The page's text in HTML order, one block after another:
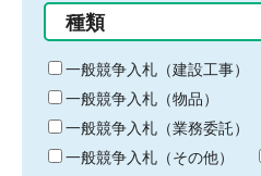
る
キ
ー
ワ
ー
ド
種類
一般競争入札（建設工事）
一般競争入札（物品）
一般競争入札（業務委託）
一般競争入札（その他）